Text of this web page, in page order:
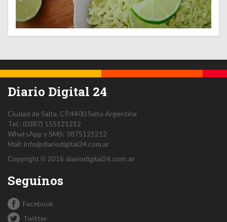
Diario Digital 24
Ciudad de Salta. CP.4400Salta Argentina
Tel.: (0387) 155121212
WhatsApp y SMS: 3875121212
Mail: info@diariodigital24.com.ar
Copyright © 2016 diariodigital24.com.ar
Seguínos
Facebook
Twitter